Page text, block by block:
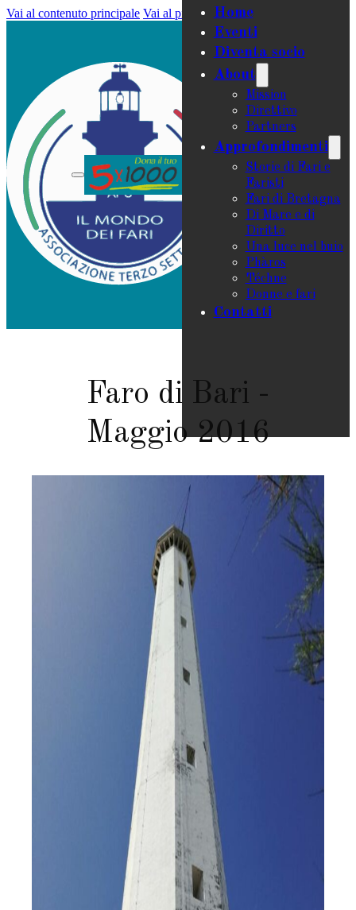
Vai al contenuto principale Vai al piè di pagina
Home
Eventi
Diventa socio
About
Mission
Direttivo
Partners
Approfondimenti
Storie di Fari e
Faristi
Fari di Bretagna
Di Mare e di
Diritto
Una luce nel buio
Phàros
Téchne
Donne e fari
Contatti
Faro di Bari -
Maggio 2016